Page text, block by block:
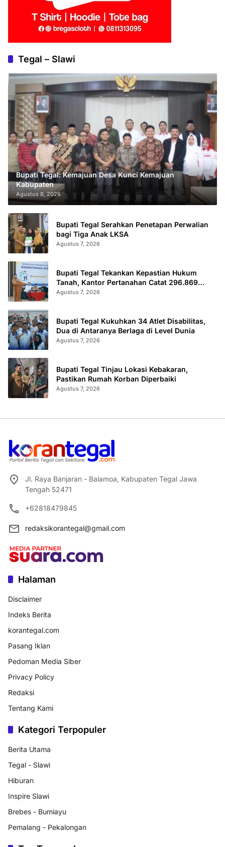
Tegal – Slawi
Bupati Tegal: Kemajuan Desa Kunci Kemajuan
Kabupaten
Agustus 8, 2026
Bupati Tegal Serahkan Penetapan Perwalian
bagi Tiga Anak LKSA
Agustus 7, 2026
Bupati Tegal Tekankan Kepastian Hukum
Tanah, Kantor Pertanahan Catat 296.869
Sertifikat Terbit
Agustus 7, 2026
Bupati Tegal Kukuhkan 34 Atlet Disabilitas,
Dua di Antaranya Berlaga di Level Dunia
Agustus 7, 2026
Bupati Tegal Tinjau Lokasi Kebakaran,
Pastikan Rumah Korban Diperbaiki
Agustus 7, 2026
Jl. Raya Banjaran - Balamoa, Kabupaten Tegal Jawa
Tengah 52471
+62818479845
redaksikorantegal@gmail.com
Halaman
Disclaimer
Indeks Berita
korantegal.com
Pasang Iklan
Pedoman Media Siber
Privacy Policy
Redaksi
Tentang Kami
Kategori Terpopuler
Berita Utama
Tegal - Slawi
Hiburan
Inspire Slawi
Brebes - Bumiayu
Pemalang - Pekalongan